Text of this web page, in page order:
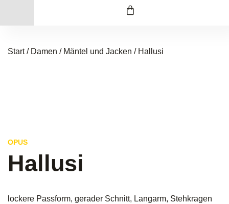
Start/ Damen / Mäntel und Jacken / Hallusi
OPUS
Hallusi
lockere Passform, gerader Schnitt, Langarm, Stehkragen